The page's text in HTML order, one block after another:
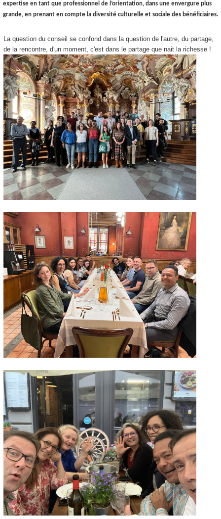
expertise en tant que professionnel de l’orientation, dans une envergure plus
grande, en prenant en compte la diversité culturelle et sociale des bénéficiaires.
La question du conseil se confond dans la question de l'autre, du partage,
de la rencontre, d'un moment, c'est dans le partage que nait la richesse !